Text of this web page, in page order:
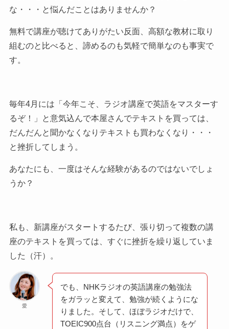
な・・・と悩んだことはありませんか？
無料で講座が聴けてありがたい反面、高額な教材に取り
組むのと比べると、諦めるのも気軽で簡単なのも事実で
す。
毎年4月には「今年こそ、ラジオ講座で英語をマスターす
るぞ！」と意気込んで本屋さんでテキストを買っては、
だんだんと聞かなくなりテキストも買わなくなり・・・
と挫折してしまう。
あなたにも、一度はそんな経験があるのではないでしょ
うか？
私も、新講座がスタートするたび、張り切って複数の講
座のテキストを買っては、すぐに挫折を繰り返していま
した（汗）。
愛
でも、NHKラジオの英語講座の勉強法
をガラッと変えて、勉強が続くようにな
りました。そして、ほぼラジオだけで、
TOEIC900点台（リスニング満点）をゲ